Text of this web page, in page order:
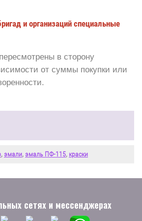
и организаций специальные
в сторону
от суммы покупки или
,эмали,эмаль ПФ-115, краски
сетях и мессенджерах